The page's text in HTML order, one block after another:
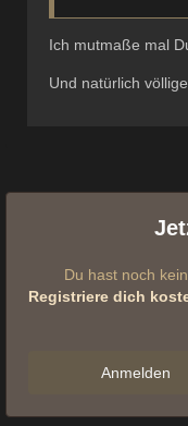
Ich mutmaße mal
Und natürlich
Du hast noch
Registriere dich
Anmelden